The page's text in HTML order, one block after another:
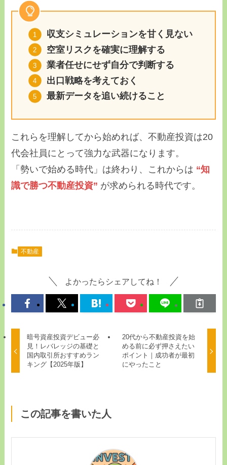
収支シミュレーションを甘く見ない
空室リスクを確実に理解する
業者任せにせず自分で判断する
出口戦略を考えておく
最新データを追い続けること
これらを理解してから始めれば、不動産投資は20
代会社員にとって強力な武器になります。
「勢いで始める時代」は終わり、これからは “知
識で勝つ不動産投資” が求められる時代です。
不動産
よかったらシェアしてね！
暗号資産投資デビュー必
見！レバレッジの基礎と
国内取引所おすすめラン
キング【2025年版】
20代から不動産投資を始
める前に必ず押さえたい
ポイント｜成功者が最初
にやったこと
この記事を書いた人